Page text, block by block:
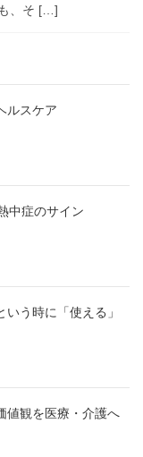
、そ […]
ルスケア
中症のサイン
う時に「使える」
観を医療・介護へ